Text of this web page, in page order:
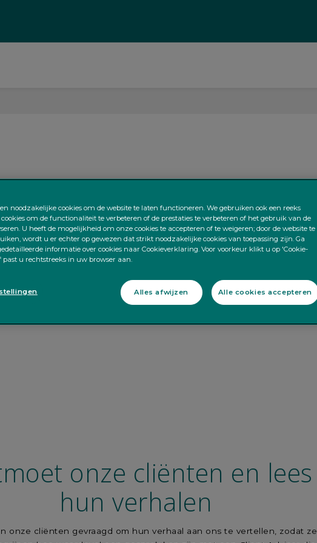
onze cliënten en lees
hun verhalen
onze cliënten gevraagd om hun verhaal aan ons te vertellen, zodat ze
noodzakelijke cookies om de website te laten functioneren. We gebruiken ook een reeks
om de functionaliteit te verbeteren of de prestaties te verbeteren of het gebruik van de
U heeft de mogelijkheid om onze cookies te accepteren of te weigeren; door de website te
wordt u er echter op gewezen dat strikt noodzakelijke cookies van toepassing zijn. Ga
informatie over cookies naar Cookieverklaring. Voor voorkeur klikt u op 'Cookie-
past u rechtstreeks in uw browser aan.
Alles afwijzen Alle cookies accepteren